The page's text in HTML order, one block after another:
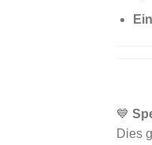
💙
Dies